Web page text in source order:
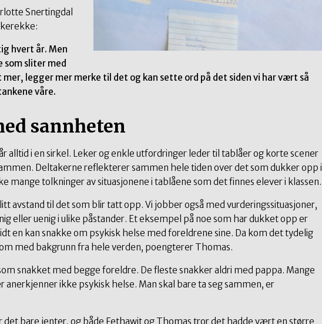
Snertingdal
hvert år. Men
som sliter med
legger mer merke til det og kan sette ord på det siden vi har vært så
våre.
sannheten
alltid i en sirkel. Leker og enkle utfordringer leder til tablåer og korte scener
Deltakerne reflekterer sammen hele tiden over det som dukker opp i
mange tolkninger av situasjonene i tablåene som det finnes elever i klassen.
avstand til det som blir tatt opp. Vi jobber også med vurderingssituasjoner,
eller uenig i ulike påstander. Et eksempel på noe som har dukket opp er
en kan snakke om psykisk helse med foreldrene sine. Da kom det tydelig
med bakgrunn fra hele verden, poengterer Thomas.
snakket med begge foreldre. De fleste snakker aldri med pappa. Mange
anerkjenner ikke psykisk helse. Man skal bare ta seg sammen, er
det bare jenter, og både Fethawit og Thomas tror det hadde vært en større